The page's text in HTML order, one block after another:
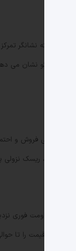
به میزان قابل توجهی افزایش یافت و حدود 32.7
حجم نزدیک به 19.97 میلیون ثبت شد که بیش از سه
خستگی فروش و
شوند، ریسک نزولی